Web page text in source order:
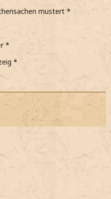
mustert *
*
*